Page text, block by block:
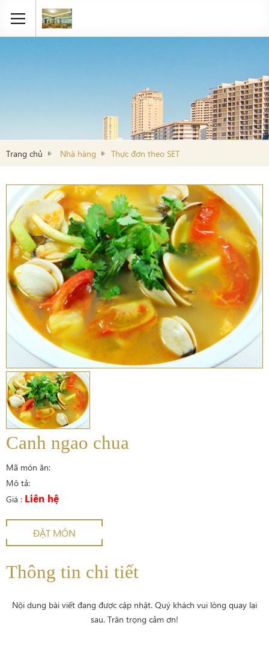
Trang chủ Nhà hàng Thực đơn theo SET
Canh ngao chua
Mã món ăn:
Mô tả:
Giá : Liên hệ
ĐẶT MÓN
Thông tin chi tiết
Nội dung bài viết đang được cập nhật. Quý khách vui lòng quay lại
sau. Trân trọng cảm ơn!